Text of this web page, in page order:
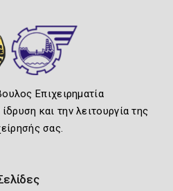
Επιχειρηματία
και την λειτουργία της
σας.